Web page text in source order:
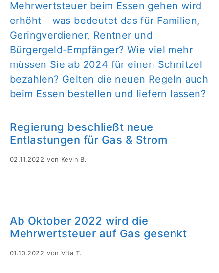
Regierung beschließt neue
Entlastungen für Gas & Strom
02.11.2022 von Kevin B.
Ab Oktober 2022 wird die
Mehrwertsteuer auf Gas gesenkt
01.10.2022 vonVita T.